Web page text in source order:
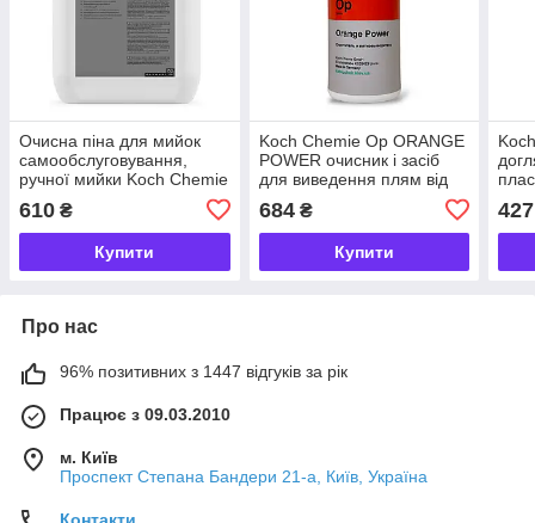
Очисна піна для мийок
самообслуговування,
ручної мийки Koch Chemie
Sf SUPER FOAM 1 / 5 / 10
/ 20 л
610 ₴
Купити
Koch Chemie Op ORANGE
POWER очисник і засіб
для виведення плям від
клею, олив, комах, бітуму
250 мл
684₴
Купити
427
Про нас
96% позитивних з 1447 відгуків за рік
Працює з 09.03.2010
м. Київ
Проспект Степана Бандери 21-а, Київ, Україна